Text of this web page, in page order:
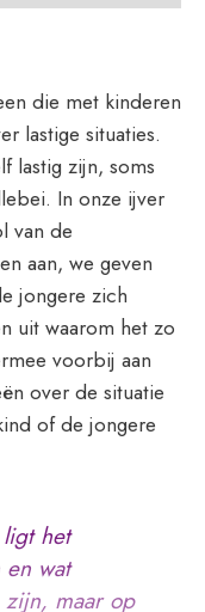
die met kinderen
lastige situaties.
lastig zijn, soms
In onze ijver
van de
aan, we geven
jongere zich
uit waarom het zo
voorbij aan
over de situatie
of de jongere
het
wat
zijn, maar op